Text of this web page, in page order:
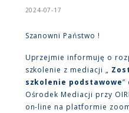
2024-07-17
Szanowni Państwo !
Uprzejmie informuję o
szkolenie z mediacji „
szkolenie podstawowe”
Ośrodek Mediacji przy
on-line na platformie